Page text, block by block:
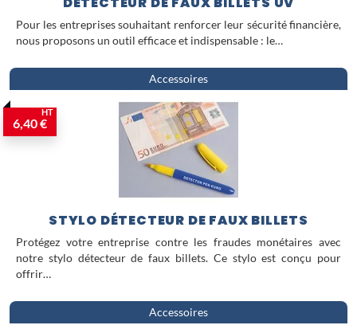
Pour les entreprises souhaitant renforcer leur sécurité financière,
nous proposons un outil efficace et indispensable : le…
Accessoires
6,40 €
HT
STYLO DÉTECTEUR DE FAUX BILLETS
Protégez votre entreprise contre les fraudes monétaires avec
notre stylo détecteur de faux billets. Ce stylo est conçu pour
offrir…
Accessoires